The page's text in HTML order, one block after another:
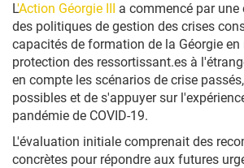
L'Action Géorgie III a commencé par
des politiques de gestion des crises
capacités de formation de la Géorgie en
protection des ressortissant.es à
en compte les scénarios de crise
possibles et de s'appuyer sur
pandémie de COVID-19.
L'évaluation initiale comprenait des
concrètes pour répondre aux futures